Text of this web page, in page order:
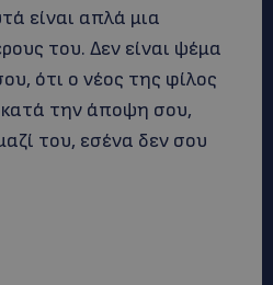
είναι απλά μια
του. Δεν είναι ψέμα
ότι ο νέος της φίλος
κατά την άποψη σου,
του, εσένα δεν σου